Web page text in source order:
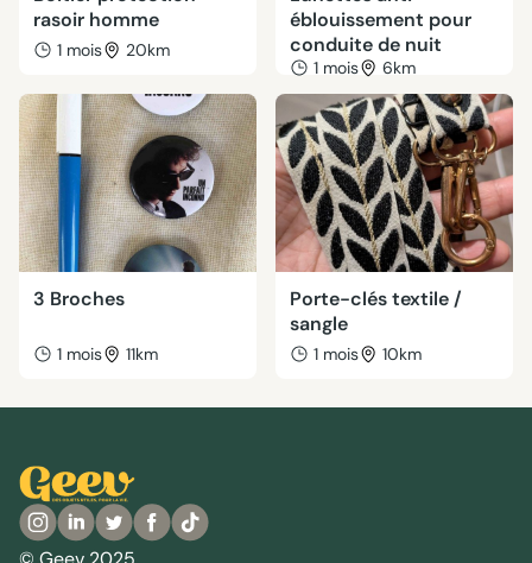
rasoir homme
1 mois 20km
éblouissement pour
conduite de nuit
1 mois 6km
3 Broches
1 mois 11km
Porte-clés textile /
sangle
1 mois 10km